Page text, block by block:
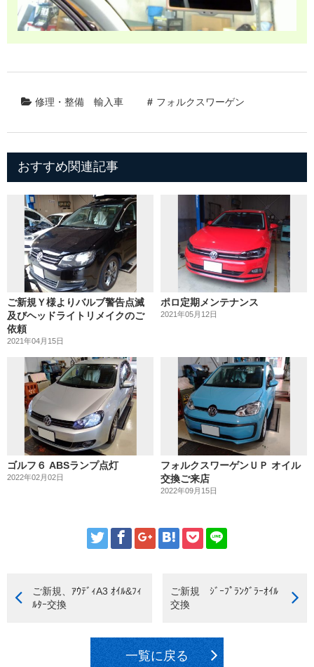
修理・整備 輸入車 フォルクスワーゲン
おすすめ関連記事
ご新規Ｙ様よりバルブ警告点滅
及びヘッドライトリメイクのご
依頼
2021年04月15日
ポロ定期メンテナンス
2021年05月12日
ゴルフ６ ABSランプ点灯
2022年02月02日
フォルクスワーゲンＵＰ オイル
交換ご来店
2022年09月15日
ご新規、ｱｳﾃﾞｨA3 ｵｲﾙ&ﾌｨ
ﾙﾀｰ交換
ご新規 ｼﾞｰﾌﾟﾗﾝｸﾞﾗｰｵｲﾙ
交換
一覧に戻る